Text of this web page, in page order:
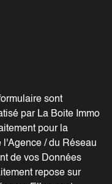
sont
par La Boite Immo
pour la
/ du Réseau
de vos Données
repose sur